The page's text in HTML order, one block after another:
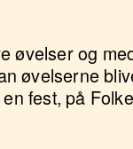
øvelser og
øvelserne
fest, på